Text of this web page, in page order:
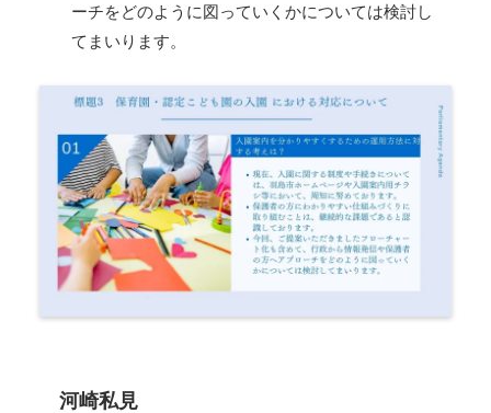
ーチをどのように図っていくかについては検討し
てまいります。
河崎私見